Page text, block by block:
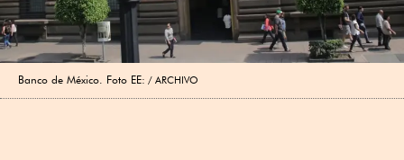
Banco de México. Foto EE: ARCHIVO